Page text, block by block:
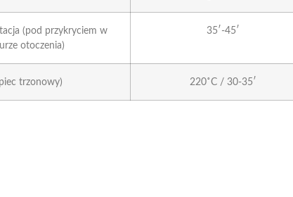
(pod przykryciem w
otoczenia)
35′-45′
trzonowy) 220˚C / 30-35′